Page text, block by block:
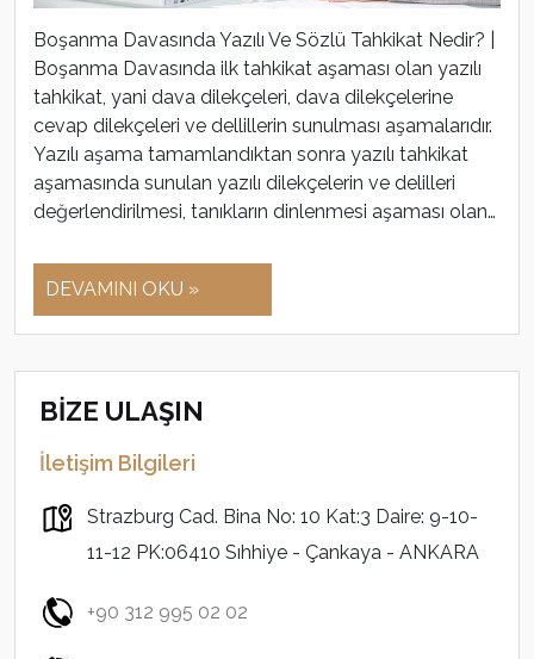
Boşanma Davasında Yazılı Ve Sözlü Tahkikat Nedir? |
Boşanma Davasında ilk tahkikat aşaması olan yazılı
tahkikat, yani dava dilekçeleri, dava dilekçelerine
cevap dilekçeleri ve dellillerin sunulması aşamalarıdır.
Yazılı aşama tamamlandıktan sonra yazılı tahkikat
aşamasında sunulan yazılı dilekçelerin ve delilleri
değerlendirilmesi, tanıkların dinlenmesi aşaması olan…
DEVAMINI OKU »
BİZE ULAŞIN
İletişim Bilgileri
Strazburg Cad. Bina No: 10 Kat:3 Daire: 9-10-
11-12 PK:06410 Sıhhiye - Çankaya - ANKARA
+90 312 995 02 02